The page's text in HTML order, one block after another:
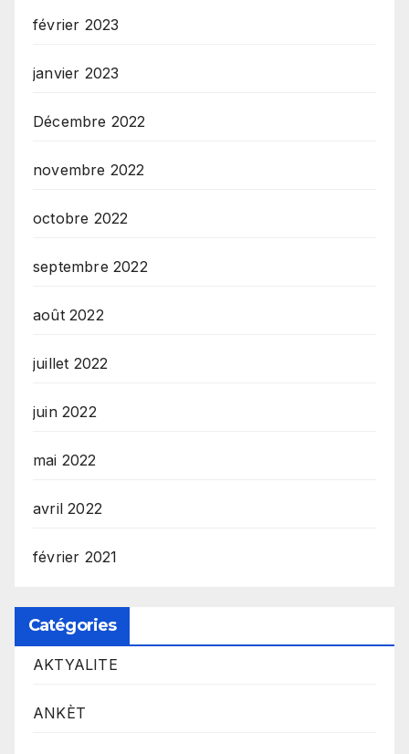
février 2023
janvier 2023
Décembre 2022
novembre 2022
octobre 2022
septembre 2022
août 2022
juillet 2022
juin 2022
mai 2022
avril 2022
février 2021
Catégories
AKTYALITE
ANKÈT